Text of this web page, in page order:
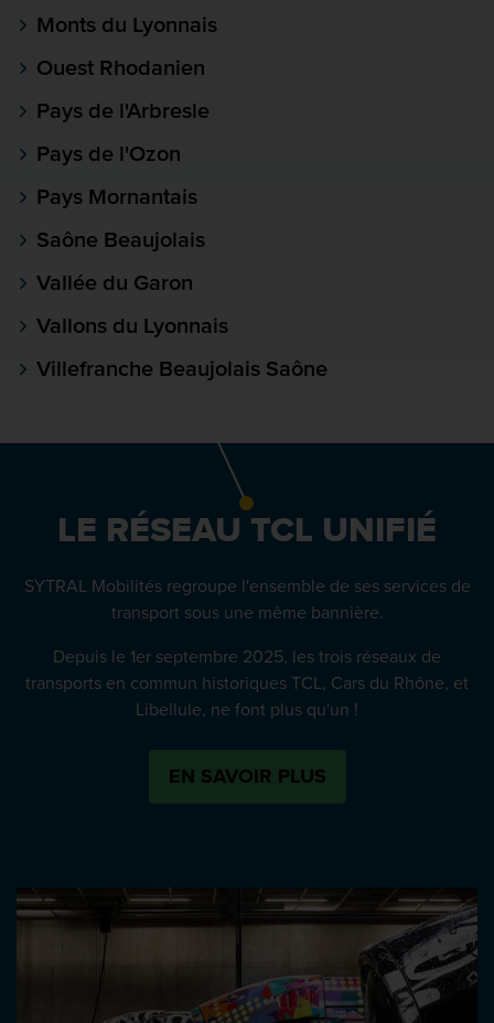
Monts du Lyonnais
Ouest Rhodanien
Pays de l'Arbresle
Pays de l'Ozon
Pays Mornantais
Saône Beaujolais
Vallée du Garon
Vallons du Lyonnais
Villefranche Beaujolais Saône
LE RÉSEAU TCL UNIFIÉ
SYTRAL Mobilités regroupe l'ensemble de ses services de
transport sous une même bannière.
Depuis le 1er septembre 2025, les trois réseaux de
transports en commun historiques TCL, Cars du Rhône, et
Libellule, ne font plus qu'un !
EN SAVOIR PLUS